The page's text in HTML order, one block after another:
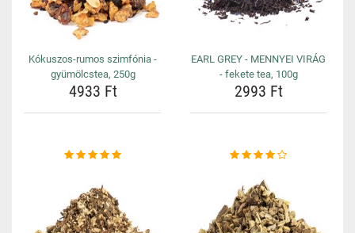
Kókuszos-rumos szimfónia -
gyümölcstea, 250g
4933 Ft
EARL GREY - MENNYEI VIRÁG
- fekete tea, 100g
2993 Ft